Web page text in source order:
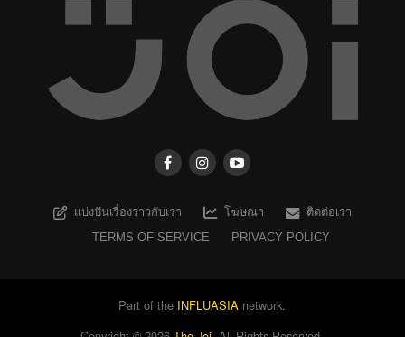
แบ่งปันเรื่องราวกับเรา โฆษณา
ติดต่อเรา
TERMS OF SERVICE
PRIVACY POLICY
Part of the INFLUASIA network.